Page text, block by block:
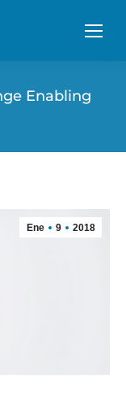
Enabling
Ene 9 2018